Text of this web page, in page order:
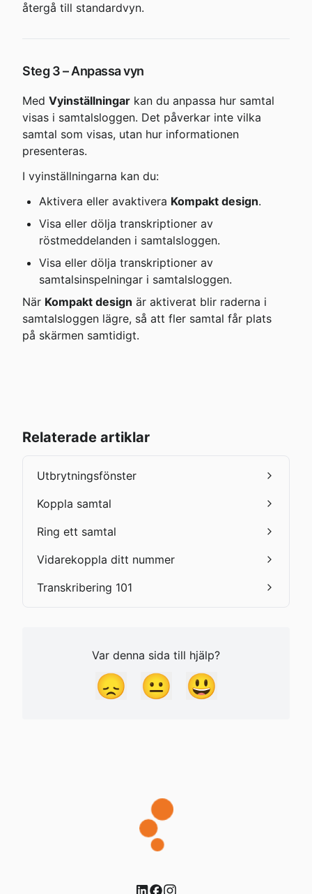
återgå till standardvyn.
Steg 3 – Anpassa vyn
Med Vyinställningar kan du anpassa hur samtal
visas i samtalsloggen. Det påverkar inte vilka
samtal som visas, utan hur informationen
presenteras.
I vyinställningarna kan du:
Aktivera eller avaktivera Kompakt design.
Visa eller dölja transkriptioner av
röstmeddelanden i samtalsloggen.
Visa eller dölja transkriptioner av
samtalsinspelningar i samtalsloggen.
När Kompakt design är aktiverat blir raderna i
samtalsloggen lägre, så att fler samtal får plats
på skärmen samtidigt.
Relaterade artiklar
Utbrytningsfönster
Koppla samtal
Ring ett samtal
Vidarekoppla ditt nummer
Transkribering 101
Var denna sida till hjälp?
😞 😐 😃